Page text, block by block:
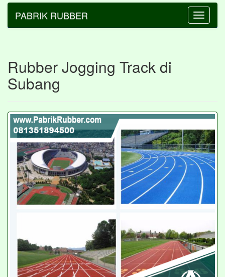
Toggle
PABRIK RUBBER
Rubber Jogging Track di
Subang